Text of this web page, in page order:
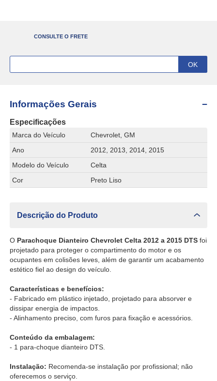
CONSULTE O FRETE
Informações Gerais
Especificações
Marca do Veículo
Chevrolet, GM
Ano
2012, 2013, 2014, 2015
Modelo do Veículo
Celta
Cor
Preto Liso
Descrição do Produto
O Parachoque Dianteiro Chevrolet Celta 2012 a 2015 DTS foi
projetado para proteger o compartimento do motor e os
ocupantes em colisões leves, além de garantir um acabamento
estético fiel ao design do veículo.
Características e benefícios:
- Fabricado em plástico injetado, projetado para absorver e
dissipar energia de impactos.
- Alinhamento preciso, com furos para fixação e acessórios.
Conteúdo da embalagem:
- 1 para-choque dianteiro DTS.
Instalação: Recomenda-se instalação por profissional; não
oferecemos o serviço.